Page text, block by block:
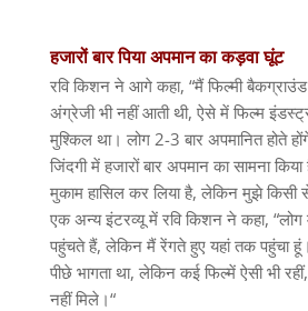
हजारोंबारपियाअपमानकाकड़वाघूंट
रवि किशन ने आगे कहा, “मैं फिल्मी
अंग्रेजी भी नहीं आती थी, ऐसे में फिल्म
मुश्किल था। लोग2-3 बार अपमानित होते
जिंदगी में हजारों बार अपमान का सामना
मुकाम हासिल कर लिया है, लेकिन मुझे किसी
एक अन्य इंटरव्यू में रवि किशन ने कहा, “
पहुंचते हैं, लेकिन मैं रेंगते हुए यहां तक पहुंचा
पीछे भागता था, लेकिन कई फिल्में ऐसी भी रहीं,
नहीं मिले।“